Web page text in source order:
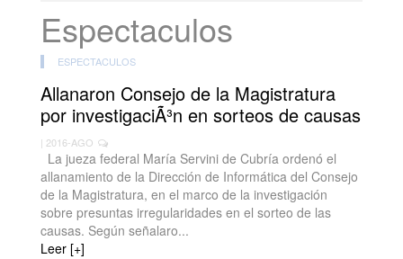
Espectaculos
ESPECTACULOS
Allanaron Consejo de la Magistratura
por investigaciÃ³n en sorteos de causas
| 2016-AGO
La jueza federal María Servini de Cubría ordenó el
allanamiento de la Dirección de Informática del Consejo
de la Magistratura, en el marco de la investigación
sobre presuntas irregularidades en el sorteo de las
causas. Según señalaro...
Leer [+]